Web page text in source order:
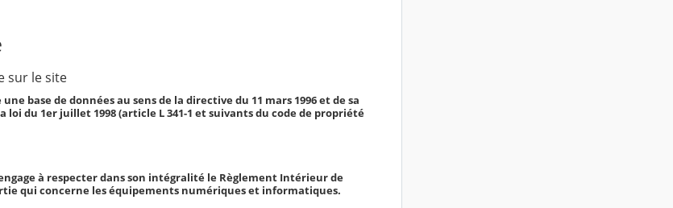
sur le site
base de données au sens de la directive du 11 mars 1996 et de sa
du 1er juillet 1998 (article L 341-1 et suivants du code de propriété
à respecter dans son intégralité le Règlement Intérieur de
qui concerne les équipements numériques et informatiques.